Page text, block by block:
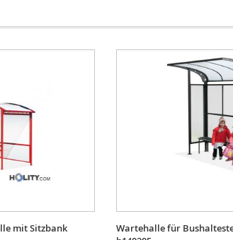
mit Sitzbank
Wartehalle für